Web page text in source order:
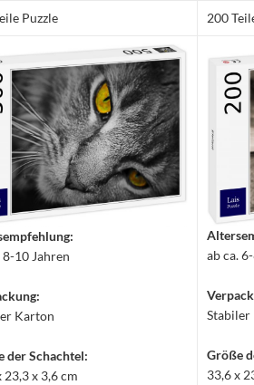
Puzzle 200
8-10 Jahren
Karton
der Schachtel:
23,3 x 3,6 cm
ab ca.
Stabiler
Größe
33,6 x